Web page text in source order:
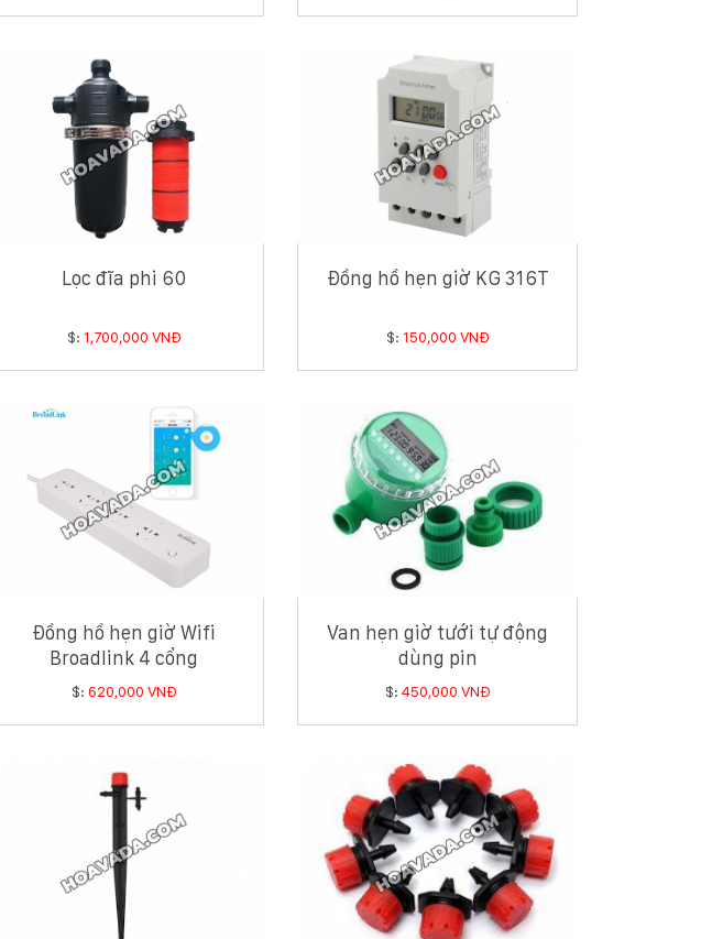
Lọc đĩa phi 60
$: 1,700,000 VNĐ
Đồng hồ hẹn giờ KG 316T
$: 150,000 VNĐ
Đồng hồ hẹn giờ Wifi
Broadlink 4 cổng
$: 620,000 VNĐ
Van hẹn giờ tưới tự động
dùng pin
$: 450,000 VNĐ